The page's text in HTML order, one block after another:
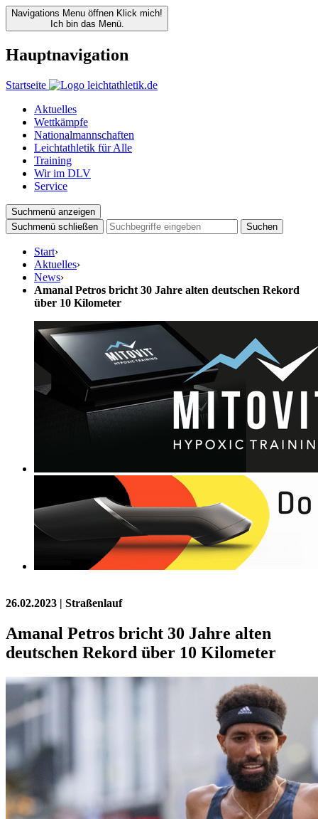
Navigations Menu öffnen Klick mich!
Ich bin das Menü.
Hauptnavigation
Startseite
Aktuelles
Wettkämpfe
Nationalmannschaften
Leichtathletik für Alle
Training
Wir im DLV
Service
Suchmenü anzeigen
Suchmenü schließen
Suchen
Start›
Aktuelles›
News›
Amanal Petros bricht 30 Jahre alten deutschen Rekord
über 10 Kilometer
26.02.2023 | Straßenlauf
Amanal Petros bricht 30 Jahre alten
deutschen Rekord über 10 Kilometer